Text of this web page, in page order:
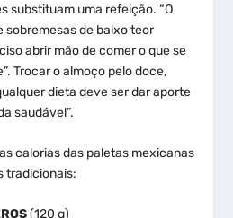
substituam uma refeição. “O
sobremesas de baixo teor
abrir mão de comer o que se
Trocar o almoço pelo doce,
dieta deve ser dar aporte
saudável”.
calorias das paletas mexicanas
tradicionais:
(120 g)